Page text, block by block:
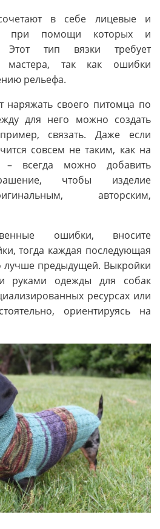
в себе лицевые и
при помощи которых и
Этот тип вязки требует
мастера, так как ошибки
рельефа.
наряжать своего питомца по
для него можно создать
связать. Даже если
совсем не таким, как на
– всегда можно добавить
чтобы изделие
авторским,
ошибки, вносите
тогда каждая последующая
лучше предыдущей. Выкройки
руками одежды для собак
ресурсах или
ориентируясь на